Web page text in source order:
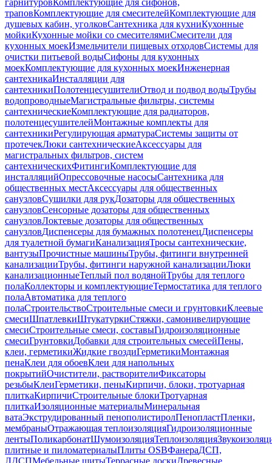
гарнитуровКомплектующие для сифонов,
траповКомплектующие для смесителейКомплектующие для
душевых кабин, уголковСантехника для кухниКухонные
мойкиКухонные мойки со смесителямиСмесители для
кухонных моекИзмельчители пищевых отходовСистемы для
очистки питьевой водыСифоны для кухонных
моекКомплектующие для кухонных моекИнженерная
сантехникаИнсталляции для
сантехникиПолотенцесушителиОтвод и подвод водыТрубы
водопроводныеМагистральные фильтры, системы
сантехническиеКомплектующие для радиаторов,
полотенцесушителейМонтажные комплекты для
сантехникиРегулирующая арматураСистемы защиты от
протечекЛюки сантехническиеАксессуары для
магистральных фильтров, систем
сантехническихФитингиКомплектующие для
инсталляцийОпрессовочные насосыСантехника для
общественных местАксессуары для общественных
санузловСушилки для рукДозаторы для общественных
санузловСенсорные дозаторы для общественных
санузловЛоктевые дозаторы для общественных
санузловДиспенсеры для бумажных полотенецДиспенсеры
для туалетной бумагиКанализацияТросы сантехнические,
вантузыПрочистные машиныТрубы, фитинги внутренней
канализацииТрубы, фитинги наружной канализацииЛюки
канализационныеТеплый пол водянойТрубы для теплого
полаКоллекторы и комплектующиеТермостатика для теплого
полаАвтоматика для теплого
полаСтроительствоСтроительные смеси и грунтовкиКлеевые
смесиШпатлевкиШтукатуркиСтяжки, самонивелирующие
смесиСтроительные смеси, составыГидроизоляционные
смесиГрунтовкиДобавки для строительных смесейПены,
клеи, герметикиЖидкие гвоздиГерметикиМонтажная
пенаКлеи для обоевКлеи для напольных
покрытийОчистители, растворителиФиксаторы
резьбыКлеиГерметики, пеныКирпичи, блоки, тротуарная
плиткаКирпичиСтроительные блокиТротуарная
плиткаИзоляционные материалыМинеральная
ватаЭкструдированный пенополистиролПенопластПленки,
мембраныОтражающая теплоизоляцияГидроизоляционные
лентыПоликарбонатШумоизоляцияТеплоизоляция
плитные и пиломатериалыПлиты OSBФанераДСП,
ЛДСПМебельные щитыТеррасные доскиДревесные